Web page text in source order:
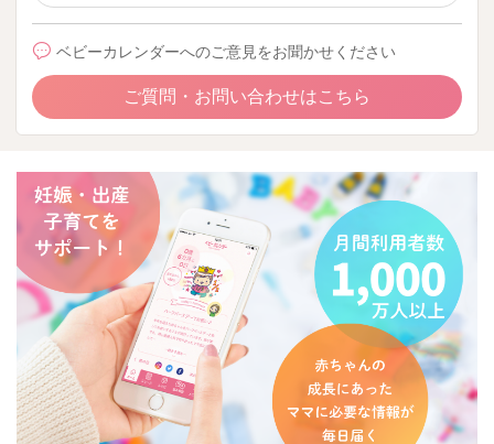
ベビーカレンダーへのご意見をお聞かせください
ご質問・お問い合わせはこちら